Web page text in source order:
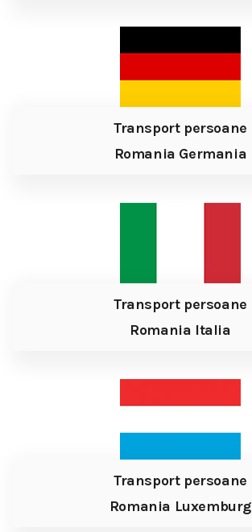
Transport persoane
Romania Germania
Transport persoane
Romania Italia
Transport persoane
Romania Luxemburg